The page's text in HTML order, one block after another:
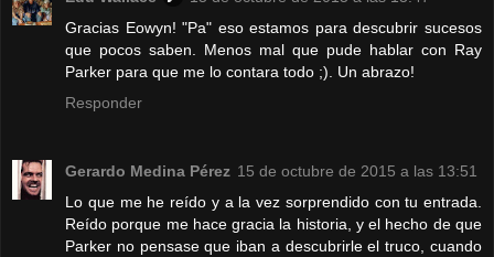
Gracias Eowyn! "Pa" eso estamos para descubrir sucesos
que pocos saben. Menos mal que pude hablar con Ray
Parker para que me lo contara todo ;). Un abrazo!
Responder
Gerardo Medina Pérez 15 de octubre de 2015 a las 13:51
Lo que me he reído y a la vez sorprendido con tu entrada.
Reído porque me hace gracia la historia, y el hecho de que
Parker no pensase que iban a descubrirle el truco, cuando